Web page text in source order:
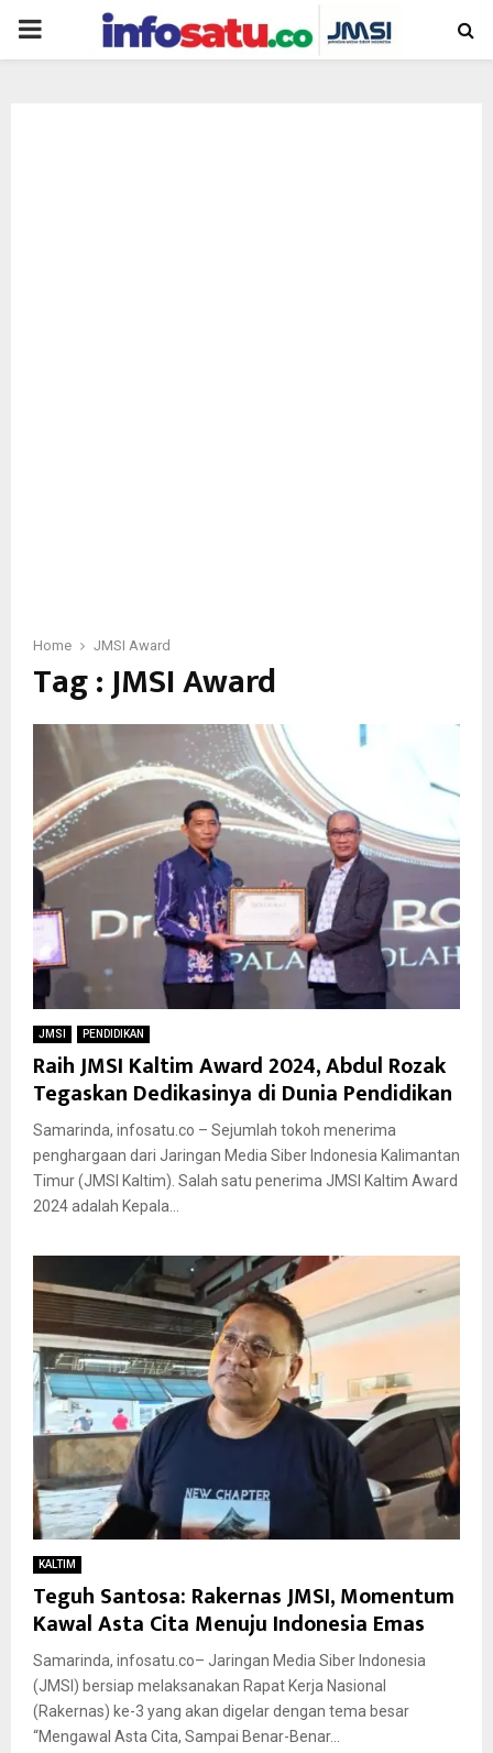
PRIMARY
Home JMSI Award
Tag : JMSI Award
JMSI PENDIDIKAN
Raih JMSI Kaltim Award 2024, Abdul Rozak
Tegaskan Dedikasinya di Dunia Pendidikan
Samarinda, infosatu.co – Sejumlah tokoh menerima
penghargaan dari Jaringan Media Siber Indonesia Kalimantan
Timur (JMSI Kaltim). Salah satu penerima JMSI Kaltim Award
2024 adalah Kepala...
KALTIM
Teguh Santosa: Rakernas JMSI, Momentum
Kawal Asta Cita Menuju Indonesia Emas
Samarinda, infosatu.co– Jaringan Media Siber Indonesia
(JMSI) bersiap melaksanakan Rapat Kerja Nasional
(Rakernas) ke-3 yang akan digelar dengan tema besar
“Mengawal Asta Cita, Sampai Benar-Benar...